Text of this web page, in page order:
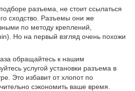
разъема, не стоит ссылаться
сходство. Разъемы они же
по методу креплений,
Но на первый взгляд очень похожи
обращайтесь к нашим
услугой установки разъема в
Это избавит от хлопот по
сэкономить ваше время.